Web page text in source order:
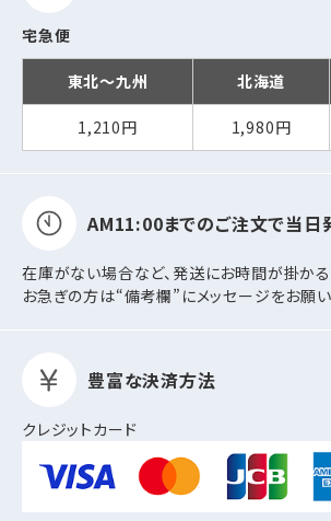
宅急便
東北～九州 北海道
1,210円 1,980円
AM11:00までのご注文で当日
在庫がない場合など、発送にお時間が掛かる
お急ぎの方は“備考欄”にメッセージをお願い
豊富な決済方法
クレジットカード